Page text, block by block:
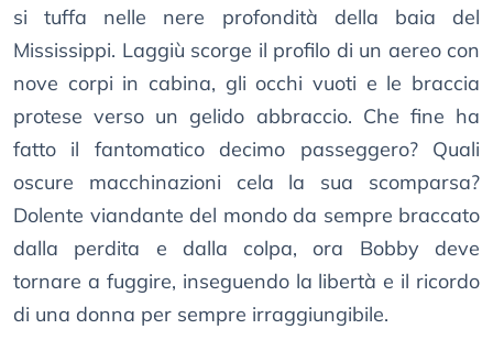
si tuffa nelle nere profondità della baia del
Mississippi. Laggiù scorge il profilo di un aereo con
nove corpi in cabina, gli occhi vuoti e le braccia
protese verso un gelido abbraccio. Che fine ha
fatto il fantomatico decimo passeggero? Quali
oscure macchinazioni cela la sua scomparsa?
Dolente viandante del mondo da sempre braccato
dalla perdita e dalla colpa, ora Bobby deve
tornare a fuggire, inseguendo la libertà e il ricordo
di una donna per sempre irraggiungibile.